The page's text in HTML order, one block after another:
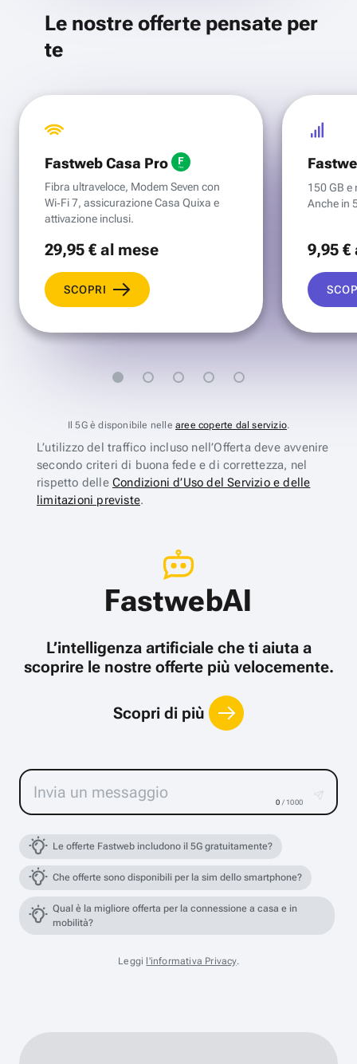
Le nostre offerte pensate per
te
Fastweb Casa Pro
Fibra ultraveloce, Modem Seven con
Wi‑Fi 7, assicurazione Casa Quixa e
attivazione inclusi.
29,95 €al mese
SCOPRI
150 GB e
Anche in
9,95 €
Il 5G è disponibile nelle aree coperte dal servizio.
L’utilizzo del traffico incluso nell’Offerta deve avvenire
secondo criteri di buona fede e di correttezza, nel
rispetto delle Condizioni d’Uso del Servizio e delle
limitazioni previste.
FastwebAI
L’intelligenza artificiale che ti aiuta a
scoprire le nostre offerte più velocemente.
Scopri di più
0 / 1000
Le offerte Fastweb includono il 5G gratuitamente?
Che offerte sono disponibili per la sim dello smartphone?
Qual è la migliore offerta per la connessione a casa e in
mobilità?
Leggi l'informativa Privacy.